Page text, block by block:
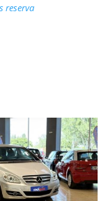
reserva